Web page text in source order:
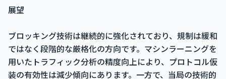
展望
ブロッキング技術は継続的に強化されており、規制は緩和
ではなく段階的な厳格化の方向です。マシンラーニングを
用いたトラフィック分析の精度向上により、プロトコル仮
装の有効性は減少傾向にあります。一方で、当局の技術的